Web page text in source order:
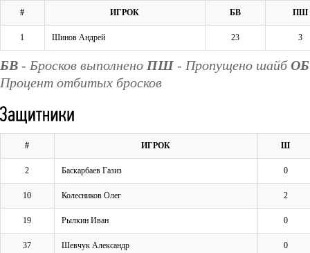
# ИГРОК БВ ПШ
1 Шинов Андрей 23 3
БВ - Бросков выполнено ПШ - Пропущено шайб ОБ
Процент отбитых бросков
# ИГРОК Ш
2 Баскарбаев Газиз 0
10 Колесников Олег 2
19 Рылкин Иван 0
37 Шевчук Александр 0